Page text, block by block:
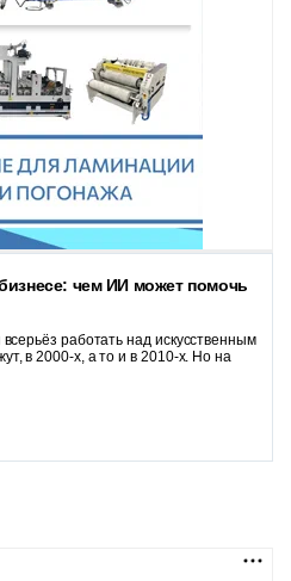
чем ИИ может помочь
работать над искусственным
в 2000-х, а то и в 2010-х. Но на